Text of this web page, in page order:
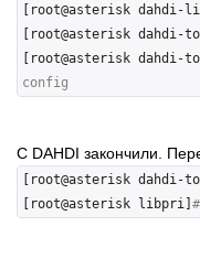
[root@asterisk dahdi-
[root@asterisk dahdi-
[root@asterisk dahdi-
config
С DAHDI закончили.
[root@asterisk dahdi-
[root@asterisk libpri]